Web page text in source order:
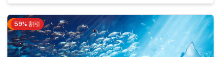
ドバイ
59% 割引